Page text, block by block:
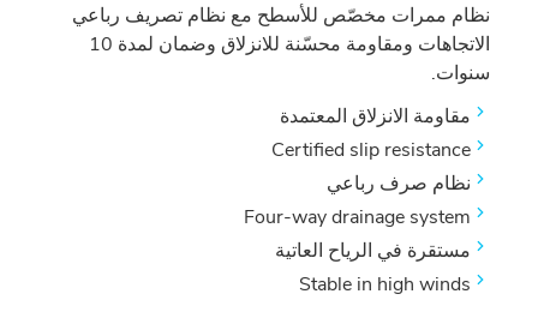
نظام ممرات مخصّص للأسطح مع نظام تصريف رباعي
الاتجاهات ومقاومة محسّنة للانزلاق وضمان لمدة 10
سنوات.
مقاومة الانزلاق المعتمدة
Certified slip resistance
نظام صرف رباعي
Four-way drainage system
مستقرة في الرياح العاتية
Stable in high winds